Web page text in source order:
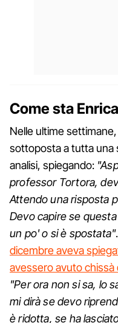
Come sta
Nelle ultime
sottoposta a tutta una
analisi, spiegando:
professor Tortora,
Attendo una risposta
Devo capire se
un po' o si è spostata"
dicembre aveva
avessero avuto
"Per ora non si sa, lo
mi dirà se devo
è ridotta, se ha